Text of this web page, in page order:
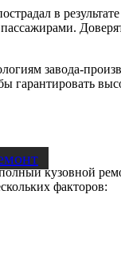
в
завода-
гарантировать
кузовной
факторов: